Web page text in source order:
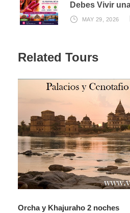
Debes Vivir
MAY 29, 2026
Related Tours
Orcha y Khajuraho 2 noches